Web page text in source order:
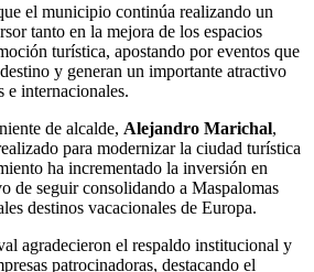
el municipio continúa realizando un
tanto en la mejora de los espacios
turística, apostando por eventos que
y generan un importante atractivo
e internacionales.
de alcalde, Alejandro Marichal,
para modernizar la ciudad turística
ha incrementado la inversión en
de seguir consolidando a Maspalomas
destinos vacacionales de Europa.
agradecieron el respaldo institucional y
patrocinadoras, destacando el